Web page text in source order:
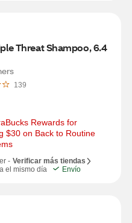
Threat Shampoo, 6.4
139
Rewards for
$30 on Back to Routine
- Verificar más tiendas
el mismo día
Envío